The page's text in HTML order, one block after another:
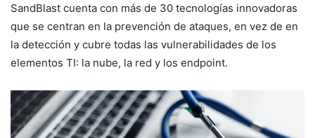
SandBlast cuenta con más de 30 tecnologías innovadoras
que se centran en la prevención de ataques, en vez de en
la detección y cubre todas las vulnerabilidades de los
elementos TI: la nube, la red y los endpoint.